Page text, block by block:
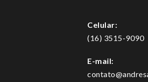
Celular:
(16) 3515-9090
E-mail: